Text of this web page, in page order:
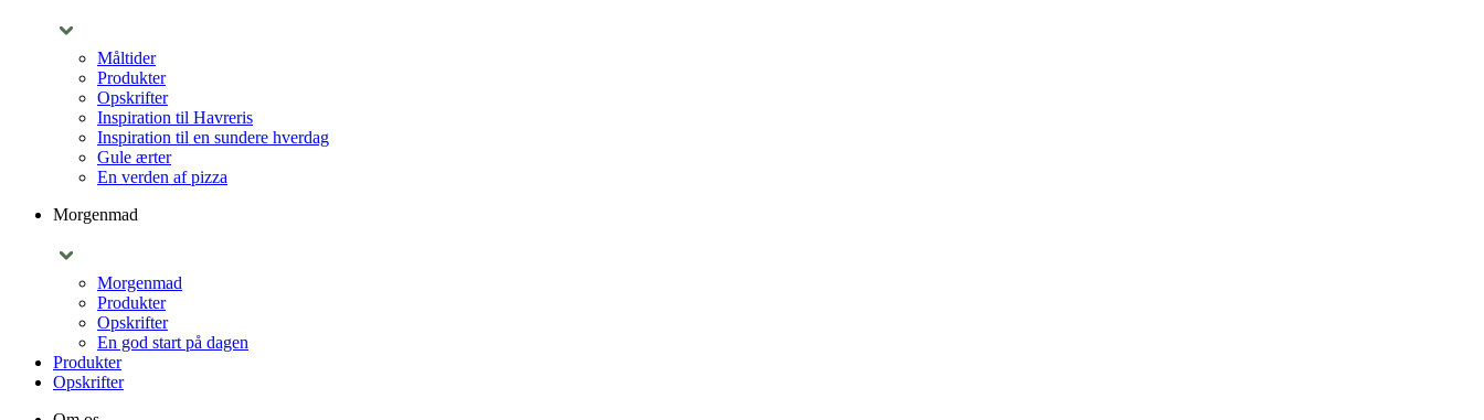
Måltider
Produkter
Opskrifter
Inspiration til Havreris
Inspiration til en sundere hverdag
Gule ærter
En verden af pizza
Morgenmad
Morgenmad
Produkter
Opskrifter
En god start på dagen
Produkter
Opskrifter